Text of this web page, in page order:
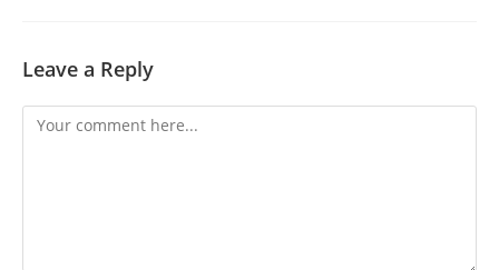
Leave a Reply
Comment